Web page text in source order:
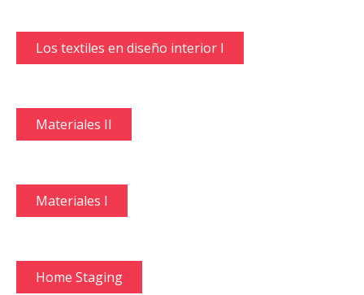
Los textiles en diseño interior I
Materiales II
Materiales I
Home Staging